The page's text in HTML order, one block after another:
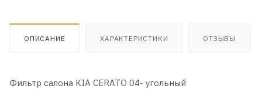
ОПИСАНИЕ ХАРАКТЕРИСТИКИ ОТЗЫВЫ
Фильтр салона KIA CERATO 04- угольный